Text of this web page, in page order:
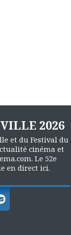
2026
et du Festival du
cinéma et
Le 52e
en direct ici.